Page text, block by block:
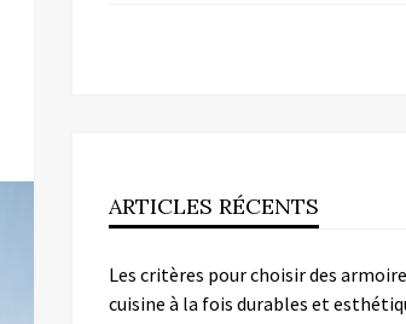
ARTICLES RÉCENTS
Les critères pour choisir des
cuisine à la fois durables et